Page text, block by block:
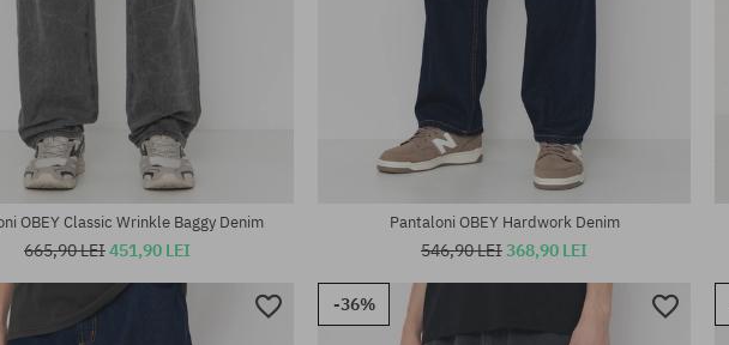
Mărimi existente:
OBEY Classic Wrinkle Baggy Denim
665,90 LEI451,90 LEI
Pantaloni OBEY Hardwork Denim
546,90 LEI368,90 LEI
-36%